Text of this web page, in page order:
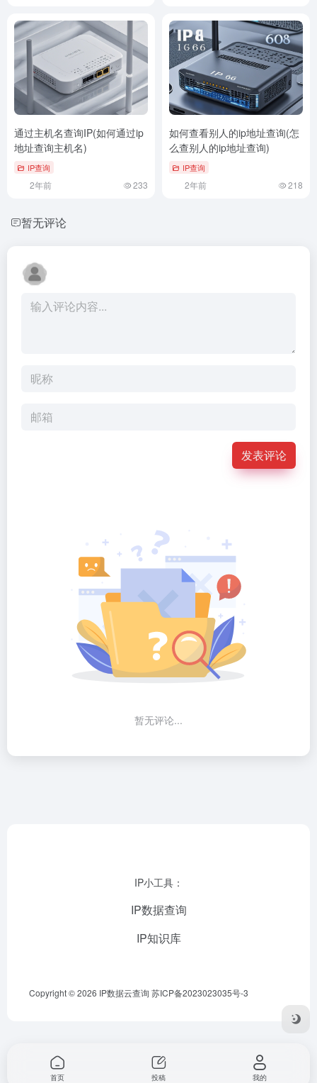
通过主机名查询IP(如何通过ip
地址查询主机名)
IP查询
2年前 233
如何查看别人的ip地址查询(怎
么查别人的ip地址查询)
IP查询
2年前 218
暂无评论
发表评论
暂无评论...
IP小工具：
IP数据查询
IP知识库
Copyright © 2026 IP数据云查询 苏ICP备2023023035号-3
首页 投稿 我的